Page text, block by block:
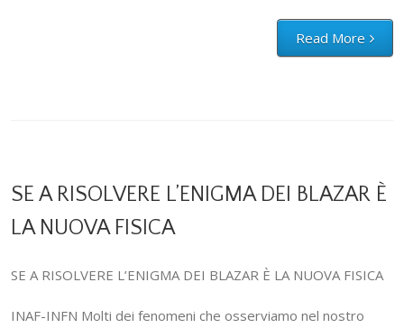
Read More
SE A RISOLVERE L’ENIGMA DEI BLAZAR È
LA NUOVA FISICA
SE A RISOLVERE L’ENIGMA DEI BLAZAR È LA NUOVA FISICA
INAF-INFN Molti dei fenomeni che osserviamo nel nostro